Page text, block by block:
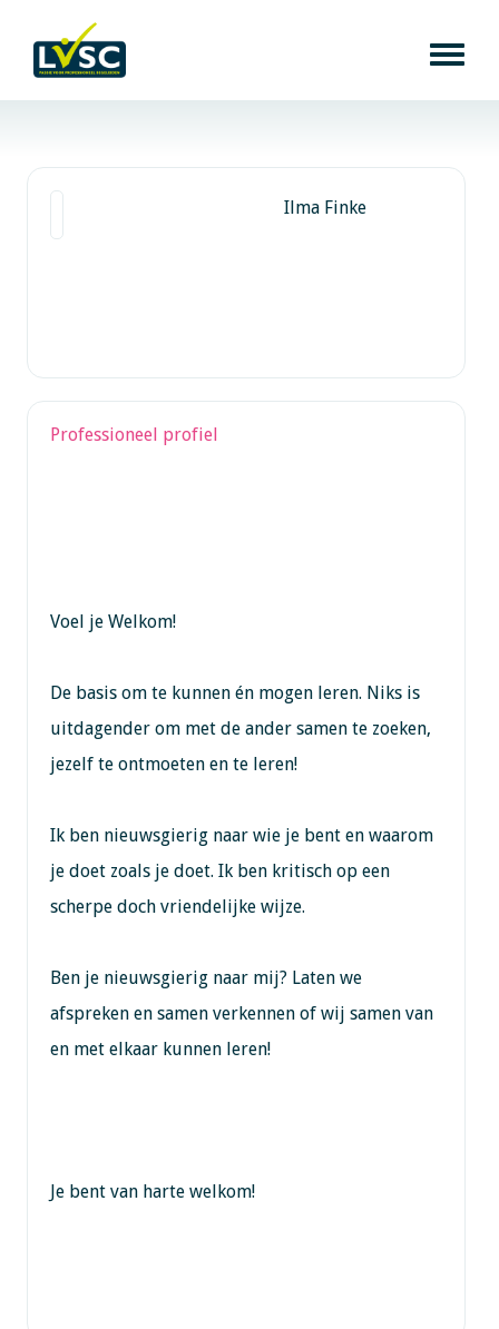
Ilma Finke
Professioneel profiel
Voel je Welkom!
De basis om te kunnen én mogen leren. Niks is
uitdagender om met de ander samen te zoeken,
jezelf te ontmoeten en te leren!
Ik ben nieuwsgierig naar wie je bent en waarom
je doet zoals je doet. Ik ben kritisch op een
scherpe doch vriendelijke wijze.
Ben je nieuwsgierig naar mij? Laten we
afspreken en samen verkennen of wij samen van
en met elkaar kunnen leren!
Je bent van harte welkom!